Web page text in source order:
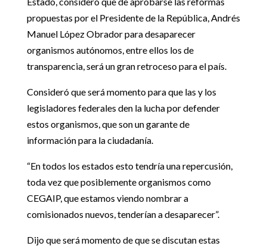
propuestas por el Presidente de la República, Andrés
Manuel López Obrador para desaparecer
organismos autónomos, entre ellos los de
transparencia, será un gran retroceso para el país.
Consideró que será momento para que las y los
legisladores federales den la lucha por defender
estos organismos, que son un garante de
información para la ciudadanía.
“En todos los estados esto tendría una repercusión,
toda vez que posiblemente organismos como
CEGAIP, que estamos viendo nombrar a
comisionados nuevos, tenderían a desaparecer”.
Dijo que será momento de que se discutan estas